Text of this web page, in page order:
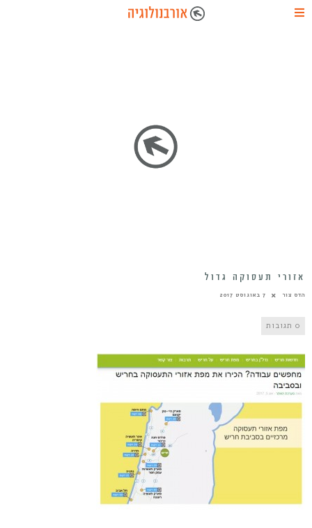
אזורי תעסוקה גדול
הדס צור 7 באוגוסט 2017
0 תגובות